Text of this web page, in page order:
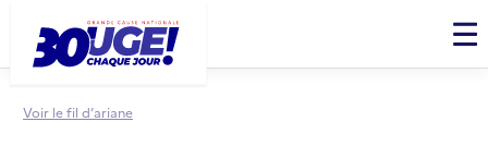
Panneau de gestion des cookies Menu
Voir le fil d’ariane